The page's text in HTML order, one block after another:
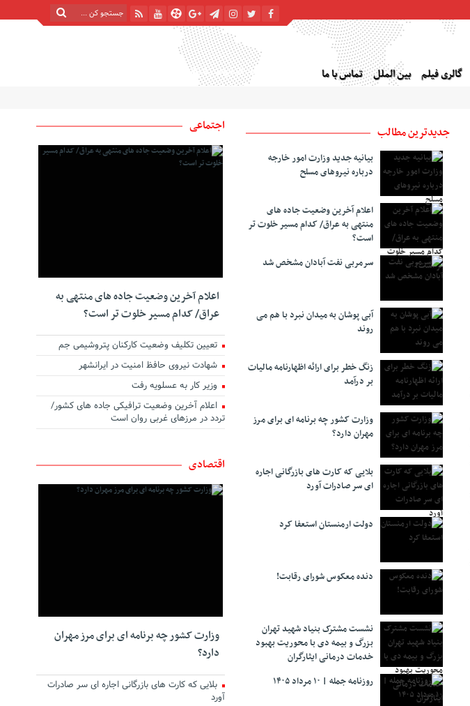
گالری فیلم بین الملل تماس با ما پنج شنبه, ۱۵ مرداد , ۱۴۰۵ | 22 صفر 1448
جدیدترین مطالب
بیانیه جدید وزارت امور خارجه
درباره نیروهای مسلح
اعلام آخرین وضعیت جاده های
منتهی به عراق/ کدام مسیر خلوت تر
است؟
سرمربی نفت آبادان مشخص شد
آبی پوشان به میدان نبرد با هم می
روند
زنگ خطر برای ارائه اظهارنامه مالیات
بر درآمد
وزارت کشور چه برنامه ای برای مرز
مهران دارد؟
بلایی که کارت های بازرگانی اجاره
ای سر صادرات آورد
دولت ارمنستان استعفا کرد
دنده معکوس شورای رقابت!
نشست مشترک بنیاد شهید تهران
بزرگ و بیمه دی با محوریت بهبود
خدمات درمانی ایثارگران
روزنامه جمله | ۱۰ مرداد ۱۴۰۵
اجتماعی
اعلام آخرین وضعیت جاده های منتهی به
عراق/ کدام مسیر خلوت تر است؟
تعیین تکلیف وضعیت کارکنان پتروشیمی جم
شهادت نیروی حافظ امنیت در ایرانشهر
وزیر کار به عسلویه رفت
اعلام آخرین وضعیت ترافیکی جاده های کشور/
تردد در مرزهای غربی روان است
اقتصادی
وزارت کشور چه برنامه ای برای مرز مهران
دارد؟
بلایی که کارت های بازرگانی اجاره ای سر صادرات
آورد